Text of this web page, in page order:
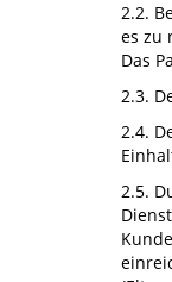
2.2.
es zu
Das
2.3.
2.4.
2.5.